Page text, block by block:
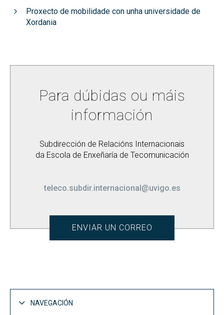
Proxecto de mobilidade con unha universidade de
Xordania
Para dúbidas ou máis
información
Subdirección de Relacións Internacionais
da Escola de Enxeñaría de Tecomunicación
teleco.subdir.internacional@uvigo.es
ENVIAR UN CORREO
NAVEGACIÓN